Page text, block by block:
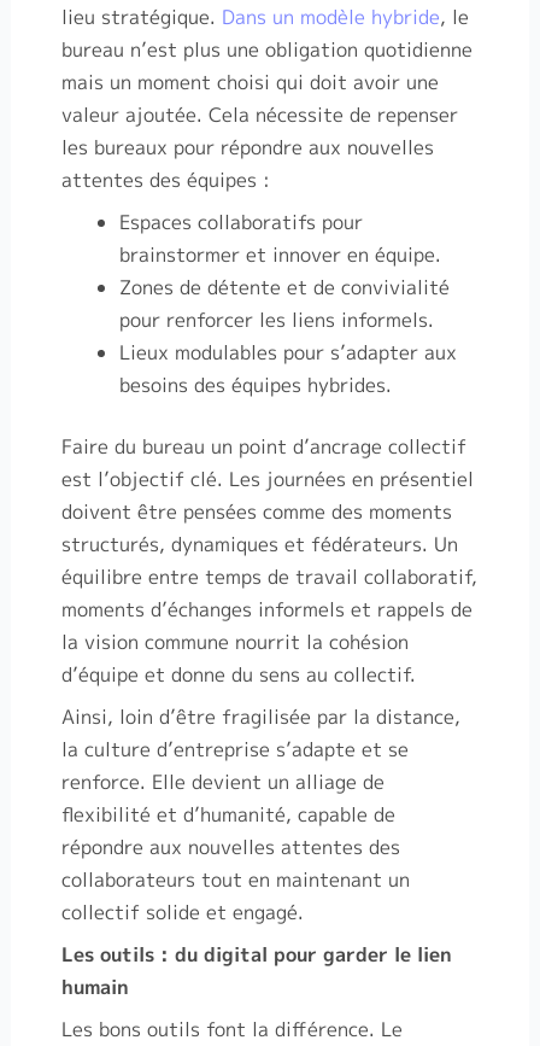
lieu stratégique. Dans un modèle hybride, le
bureau n’est plus une obligation quotidienne
mais un moment choisi qui doit avoir une
valeur ajoutée. Cela nécessite de repenser
les bureaux pour répondre aux nouvelles
attentes des équipes :
Espaces collaboratifs pour
brainstormer et innover en équipe.
Zones de détente et de convivialité
pour renforcer les liens informels.
Lieux modulables pour s’adapter aux
besoins des équipes hybrides.
Faire du bureau un point d’ancrage collectif
est l’objectif clé. Les journées en présentiel
doivent être pensées comme des moments
structurés, dynamiques et fédérateurs. Un
équilibre entre temps de travail collaboratif,
moments d’échanges informels et rappels de
la vision commune nourrit la cohésion
d’équipe et donne du sens au collectif.
Ainsi, loin d’être fragilisée par la distance,
la culture d’entreprise s’adapte et se
renforce. Elle devient un alliage de
flexibilité et d’humanité, capable de
répondre aux nouvelles attentes des
collaborateurs tout en maintenant un
collectif solide et engagé.
Les outils : du digital pour garder le lien
humain
Les bons outils font la différence. Le